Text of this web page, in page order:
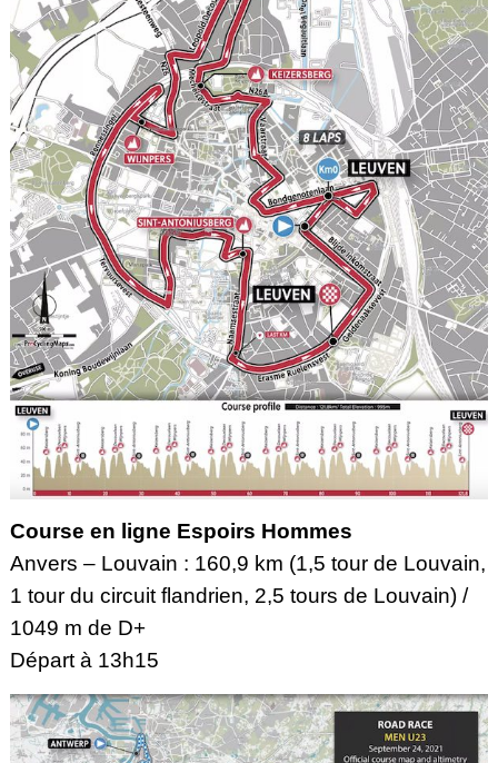
Course en ligne Espoirs Hommes
Anvers – Louvain : 160,9 km (1,5 tour de Louvain,
1 tour du circuit flandrien, 2,5 tours de Louvain) /
1049 m de D+
Départ à 13h15